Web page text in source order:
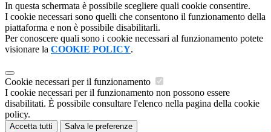
In questa schermata è possibile scegliere quali cookie consentire.
I cookie necessari sono quelli che consentono il funzionamento della
piattaforma e non è possibile disabilitarli.
Per conoscere quali sono i cookie necessari al funzionamento potete
visionare la COOKIE POLICY.
Cookie necessari per il funzionamento
I cookie necessari per il funzionamento non possono essere
disabilitati. È possibile consultare l'elenco nella pagina della cookie
policy.
Accetta tutti Salva le preferenze